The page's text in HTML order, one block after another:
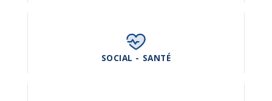
SOCIAL - SANTÉ